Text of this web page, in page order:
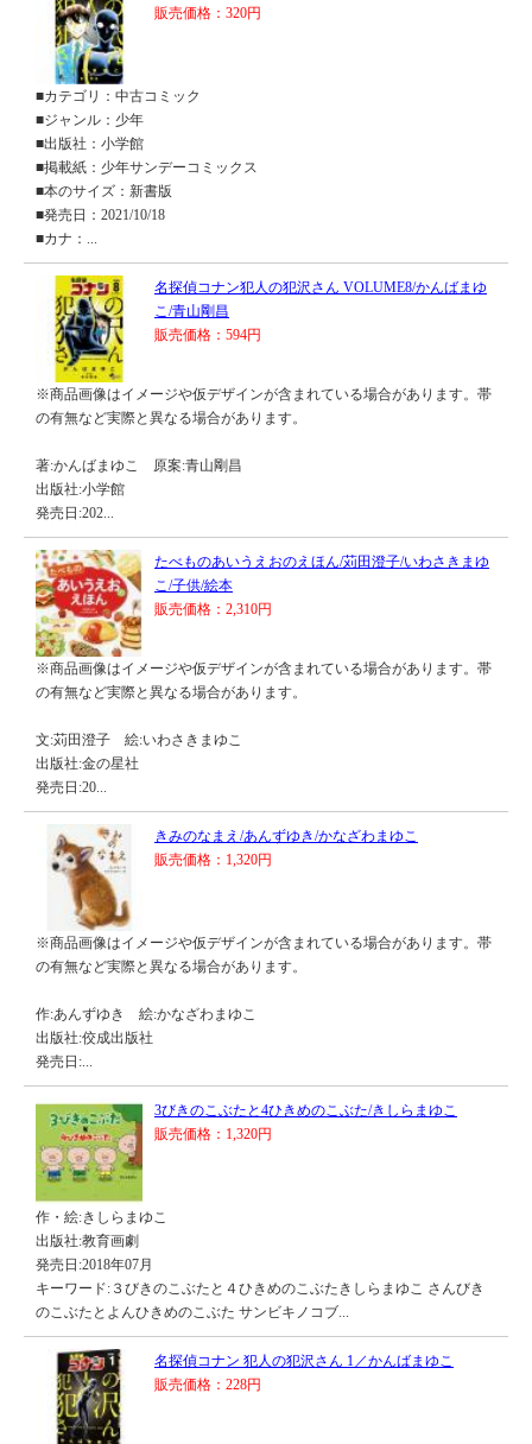
販売価格：320円
■カテゴリ：中古コミック
■ジャンル：少年
■出版社：小学館
■掲載紙：少年サンデーコミックス
■本のサイズ：新書版
■発売日：2021/10/18
■カナ：...
名探偵コナン犯人の犯沢さん VOLUME8/かんばまゆ
こ/青山剛昌
販売価格：594円
※商品画像はイメージや仮デザインが含まれている場合があります。帯
の有無など実際と異なる場合があります。
著:かんばまゆこ 原案:青山剛昌
出版社:小学館
発売日:202...
たべものあいうえおのえほん/苅田澄子/いわさきまゆ
こ/子供/絵本
販売価格：2,310円
※商品画像はイメージや仮デザインが含まれている場合があります。帯
の有無など実際と異なる場合があります。
文:苅田澄子 絵:いわさきまゆこ
出版社:金の星社
発売日:20...
きみのなまえ/あんずゆき/かなざわまゆこ
販売価格：1,320円
※商品画像はイメージや仮デザインが含まれている場合があります。帯
の有無など実際と異なる場合があります。
作:あんずゆき 絵:かなざわまゆこ
出版社:佼成出版社
発売日:...
3びきのこぶたと4ひきめのこぶた/きしらまゆこ
販売価格：1,320円
作・絵:きしらまゆこ
出版社:教育画劇
発売日:2018年07月
キーワード:３びきのこぶたと４ひきめのこぶたきしらまゆこ さんびき
のこぶたとよんひきめのこぶた サンビキノコブ...
名探偵コナン 犯人の犯沢さん 1／かんばまゆこ
販売価格：228円